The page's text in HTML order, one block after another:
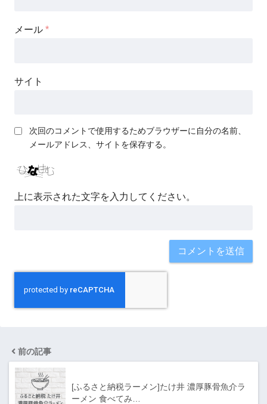
メール *
サイト
次回のコメントで使用するためブラウザーに自分の名前、
メールアドレス、サイトを保存する。
上に表示された文字を入力してください。
前の記事
[ふるさと納税ラーメン]たけ井 濃厚豚骨魚介ラ
ーメン 食べてみ…